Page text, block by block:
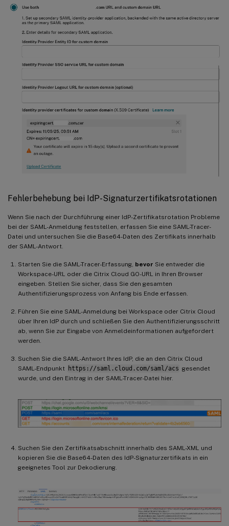
Fehlerbehebung bei IdP-Signaturzertifikatsrotationen
Wenn Sie nach der Durchführung einer IdP-Zertifikatsrotation Probleme
bei der SAML-Anmeldung feststellen, erfassen Sie eine SAML-Tracer-
Datei und untersuchen Sie die Base64-Daten des Zertifikats innerhalb
der SAML-Antwort.
Starten Sie die SAML-Tracer-Erfassung, bevor Sie entweder die
Workspace-URL oder die Citrix Cloud GO-URL in Ihren Browser
eingeben. Stellen Sie sicher, dass Sie den gesamten
Authentifizierungsprozess von Anfang bis Ende erfassen.
Führen Sie eine SAML-Anmeldung bei Workspace oder Citrix Cloud
über Ihren IdP durch und schließen Sie den Authentifizierungsschritt
ab, wenn Sie zur Eingabe von Anmeldeinformationen aufgefordert
werden.
Suchen Sie die SAML-Antwort Ihres IdP, die an den Citrix Cloud
SAML-Endpunkt https://saml.cloud.com/saml/acs gesendet
wurde, und den Eintrag in der SAML-Tracer-Datei hier.
Suchen Sie den Zertifikatsabschnitt innerhalb des SAML-XML und
kopieren Sie die Base64-Daten des IdP-Signaturzertifikats in ein
geeignetes Tool zur Dekodierung.